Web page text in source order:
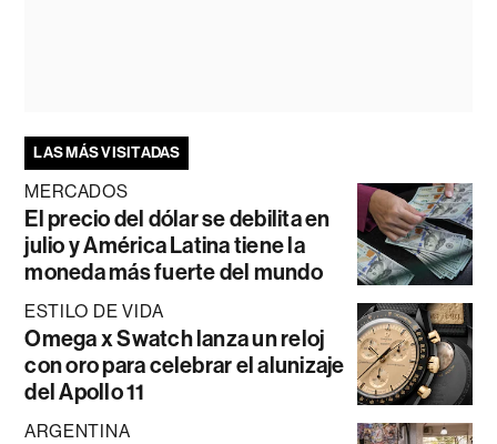
LAS MÁS VISITADAS
MERCADOS
El precio del dólar se debilita en
julio y América Latina tiene la
moneda más fuerte del mundo
ESTILO DE VIDA
Omega x Swatch lanza un reloj
con oro para celebrar el alunizaje
del Apollo 11
ARGENTINA